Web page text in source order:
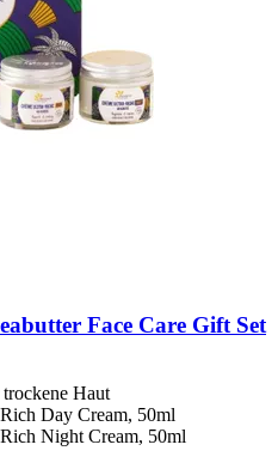
Face Care Gift Set
Haut
Day Cream, 50ml
Night Cream, 50ml